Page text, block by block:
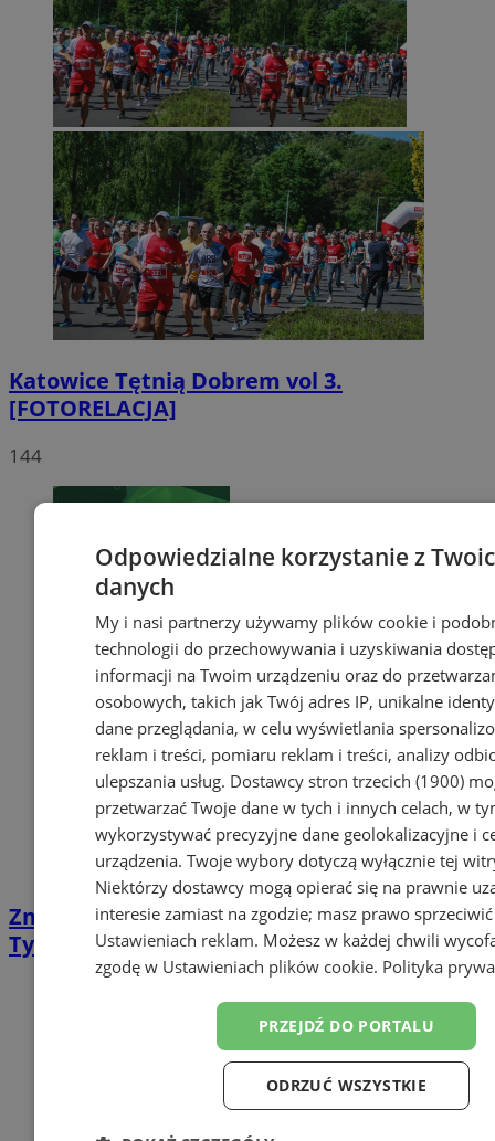
Katowice Tętnią Dobrem vol 3.
[FOTORELACJA]
144
Zmiany w organizacji ruchu w rejonie os.
Tysiąclecia w Katowicach
Odpowiedzialne korzystanie z
danych
My i nasi partnerzy używamy plików cookie i
technologii do przechowywania i uzyskiwania
informacji na Twoim urządzeniu oraz do
osobowych, takich jak Twój adres IP, unikalne
dane przeglądania, w celu wyświetlania
reklam i treści, pomiaru reklam i treści, analizy
ulepszania usług. Dostawcy stron trzecich (1900)
przetwarzać Twoje dane w tych i innych celach, w
wykorzystywać precyzyjne dane geolokalizacyjne i
urządzenia. Twoje wybory dotyczą wyłącznie tej
Niektórzy dostawcy mogą opierać się na prawnie
interesie zamiast na zgodzie; masz prawo
Ustawieniach reklam. Możesz w każdej chwili
zgodę w Ustawieniach plików cookie. Polityka
PRZEJDŹ DO PORTALU
ODRZUĆ WSZYSTKIE